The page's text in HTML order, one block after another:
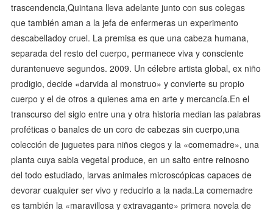
trascendencia,Quintana lleva adelante junto con sus colegas
que también aman a la jefa de enfermeras un experimento
descabelladoy cruel. La premisa es que una cabeza humana,
separada del resto del cuerpo, permanece viva y consciente
durantenueve segundos. 2009. Un célebre artista global, ex niño
prodigio, decide «darvida al monstruo» y convierte su propio
cuerpo y el de otros a quienes ama en arte y mercancía.En el
transcurso del siglo entre una y otra historia median las palabras
proféticas o banales de un coro de cabezas sin cuerpo,una
colección de juguetes para niños ciegos y la «comemadre», una
planta cuya sabia vegetal produce, en un salto entre reinosno
del todo estudiado, larvas animales microscópicas capaces de
devorar cualquier ser vivo y reducirlo a la nada.La comemadre
es también la «maravillosa y extravagante» primera novela de